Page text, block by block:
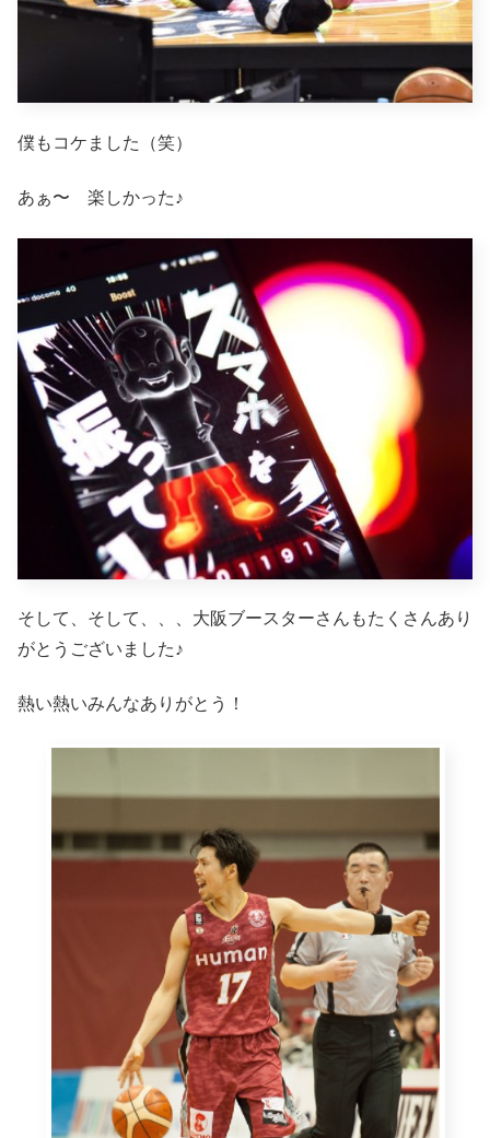
僕もコケました（笑）
あぁ〜 楽しかった♪
そして、そして、、、大阪ブースターさんもたくさんあり
がとうございました♪
熱い熱いみんなありがとう！